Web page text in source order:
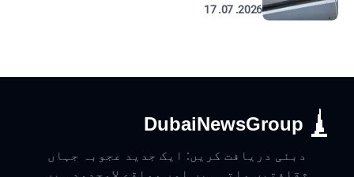
2026. 07. 17
DubaiNewsGroup
دبئی دریافت کریں: ایک جدید عجوبہ جہاں